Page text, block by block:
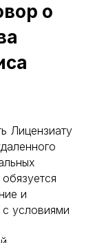
о
Лицензиату
и
с условиями